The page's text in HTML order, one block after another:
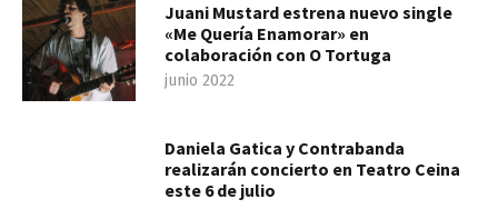
Juani Mustard estrena nuevo single
«Me Quería Enamorar» en
colaboración con O Tortuga
junio 2022
Daniela Gatica y Contrabanda
realizarán concierto en Teatro Ceina
este 6 de julio